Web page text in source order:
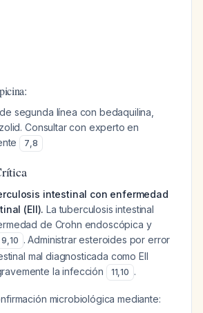
segunda línea con bedaquilina,
Consultar con experto en
7,8
intestinal con enfermedad
(EII). La tuberculosis intestinal
de Crohn endoscópica y
9,10 . Administrar esteroides por error
mal diagnosticada como EII
la infección
11,10 .
microbiológica mediante: